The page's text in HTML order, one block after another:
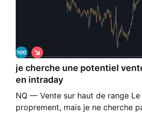
je cherche une potentiel
en intraday
NQ — Vente sur haut de range
proprement, mais je ne cherche
S
h
o
t